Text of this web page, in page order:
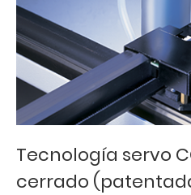
Tecnología servo
cerrado